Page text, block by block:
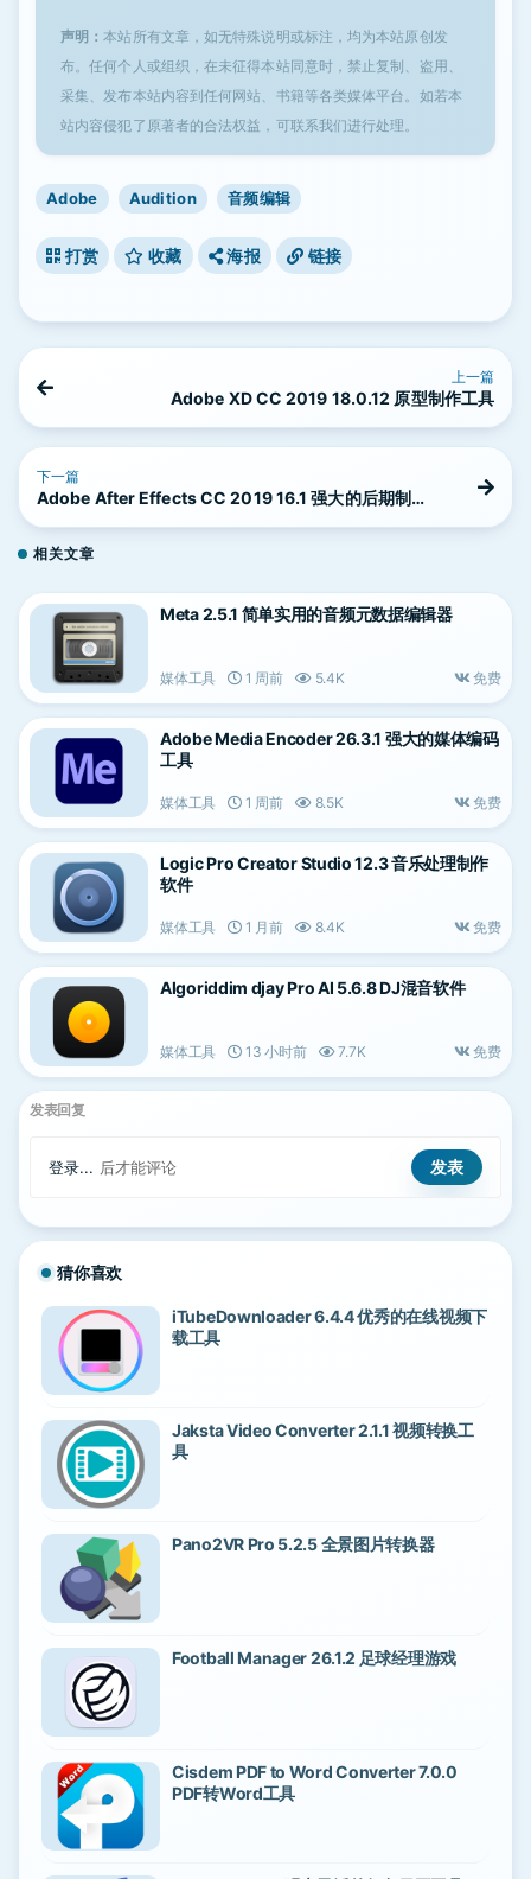
声明：本站所有文章，如无特殊说明或标注，均为本站原创发
布。任何个人或组织，在未征得本站同意时，禁止复制、盗用、
采集、发布本站内容到任何网站、书籍等各类媒体平台。如若本
站内容侵犯了原著者的合法权益，可联系我们进行处理。
Adobe Audition 音频编辑
打赏 收藏 海报 链接
上一篇
Adobe XD CC 2019 18.0.12 原型制作工具
下一篇
Adobe After Effects CC 2019 16.1 强大的后期制作
相关文章
Meta 2.5.1 简单实用的音频元数据编辑器
媒体工具 1 周前 5.4K 免费
Adobe Media Encoder 26.3.1 强大的媒体编码
工具
媒体工具 1 周前 8.5K 免费
Logic Pro Creator Studio 12.3 音乐处理制作
软件
媒体工具 1 月前 8.4K 免费
Algoriddim djay Pro AI 5.6.8 DJ混音软件
媒体工具 13 小时前 7.7K 免费
发表回复
登录... 后才能评论
猜你喜欢
iTubeDownloader 6.4.4 优秀的在线视频下
载工具
Jaksta Video Converter 2.1.1 视频转换工
具
Pano2VR Pro 5.2.5 全景图片转换器
Football Manager 26.1.2 足球经理游戏
Cisdem PDF to Word Converter 7.0.0
PDF转Word工具